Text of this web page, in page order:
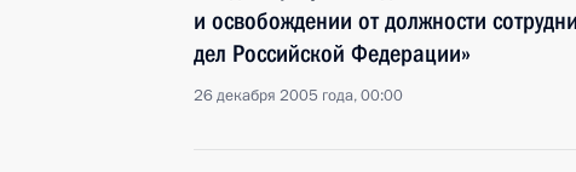
и освобождении от должности
дел Российской Федерации»
26 декабря 2005 года, 00:00